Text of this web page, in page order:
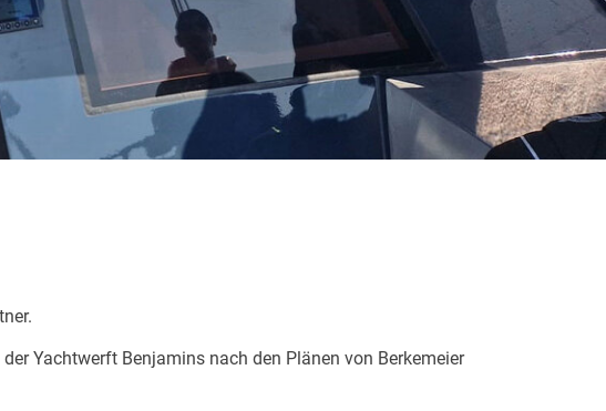
Yachtwerft Benjamins nach den Plänen von Berkemeier